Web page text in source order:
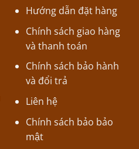
Hướng dẫn đặt hàng
Chính sách giao hàng
và thanh toán
Chính sách bảo hành
và đổi trả
Liên hệ
Chính sách bảo bảo
mật